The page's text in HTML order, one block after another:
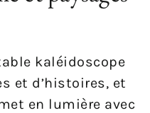
kaléidoscope
et d’histoires, et
en lumière avec